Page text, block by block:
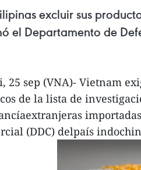
excluir sus
el Departamento de
25 sep (VNA)- Vietnam
de la lista de
(DDC) delpaís